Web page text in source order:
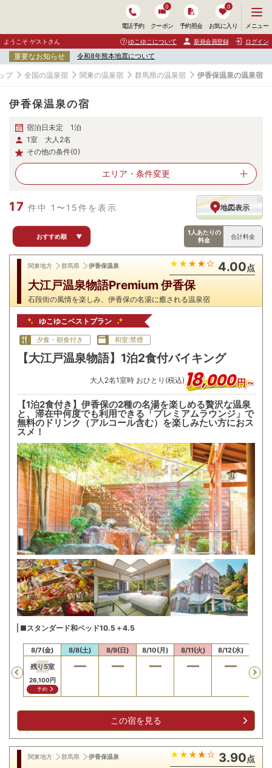
電話予約 クーポン
0
予約照会 お気に入り
0
ニ
ュ
ー
開
く
メニュー
ようこそ ゲストさん ゆこゆこについて 新規会員登録 ログイン
重要なお知らせ 令和8年熊本地震について
プ 全国の温泉宿 関東の温泉宿 群馬県の温泉宿 伊香保温泉の温泉宿
伊香保温泉の宿
宿泊日未定 1泊
1室 大人2名
その他の条件(0)
エリア・ 条件変更
17 件中 1〜15件を表示 地図表示
おすすめ順 ▼
1人あたりの
料金
合計料金
関東地方 群馬県 伊香保温泉 4.00点
大江戸温泉物語Premium 伊香保
石段街の風情を楽しみ、伊香保の名湯に癒される温泉宿
ゆこゆこベストプラン
夕食・朝食付き 和室:禁煙
【大江戸温泉物語】1泊2食付バイキング
大人 2名1室時 おひとり(税込)18,000円～
【1泊2食付き】伊香保の2種の名湯を楽しめる贅沢な温泉
と、滞在中何度でも利用できる「プレミアムラウンジ」で
無料のドリンク（アルコール含む）を楽しみたい方におス
スメ！
■スタンダード和ベッド10.5＋4.5
Previous
8/7(金)
残り 5室
26,100円
予約
8/8(土) 8/9(日) 8/10(月) 8/11(火) 8/12(水)
この宿を見る
関東地方 群馬県 伊香保温泉 3.90点